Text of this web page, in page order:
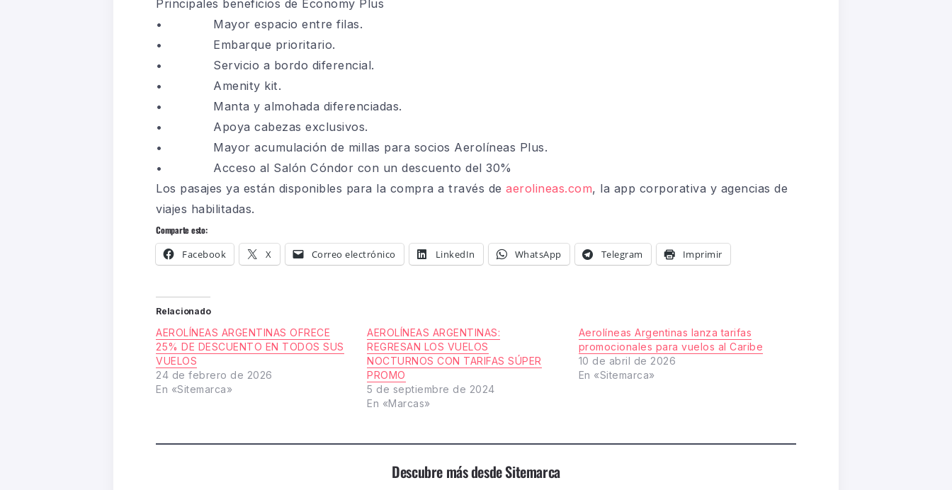
Principales beneficios de Economy Plus
• Mayor espacio entre filas.
• Embarque prioritario.
• Servicio a bordo diferencial.
• Amenity kit.
• Manta y almohada diferenciadas.
• Apoya cabezas exclusivos.
• Mayor acumulación de millas para socios Aerolíneas Plus.
• Acceso al Salón Cóndor con un descuento del 30%
Los pasajes ya están disponibles para la compra a través de aerolineas.com, la app corporativa y agencias de
viajes habilitadas.
Comparte esto:
Facebook X Correo electrónico LinkedIn WhatsApp Telegram Imprimir
Relacionado
AEROLÍNEAS ARGENTINAS OFRECE
25% DE DESCUENTO EN TODOS SUS
VUELOS
24 de febrero de 2026
En «Sitemarca»
AEROLÍNEAS ARGENTINAS:
REGRESAN LOS VUELOS
NOCTURNOS CON TARIFAS SÚPER
PROMO
5 de septiembre de 2024
En «Marcas»
Aerolíneas Argentinas lanza tarifas
promocionales para vuelos al Caribe
10 de abril de 2026
En «Sitemarca»
Descubre más desde Sitemarca